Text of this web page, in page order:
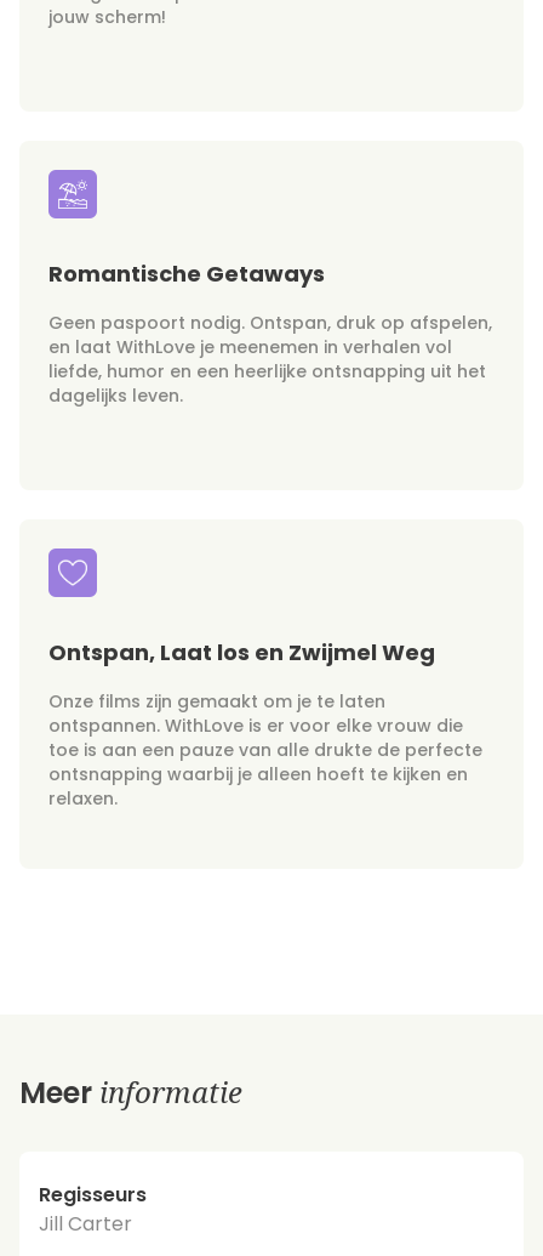
jouw scherm!
Romantische Getaways
Geen paspoort nodig. Ontspan, druk op afspelen,
en laat WithLove je meenemen in verhalen vol
liefde, humor en een heerlijke ontsnapping uit het
dagelijks leven.
Ontspan, Laat los en Zwijmel Weg
Onze films zijn gemaakt om je te laten
ontspannen. WithLove is er voor elke vrouw die
toe is aan een pauze van alle drukte de perfecte
ontsnapping waarbij je alleen hoeft te kijken en
relaxen.
Meer informatie
Regisseurs
Jill Carter